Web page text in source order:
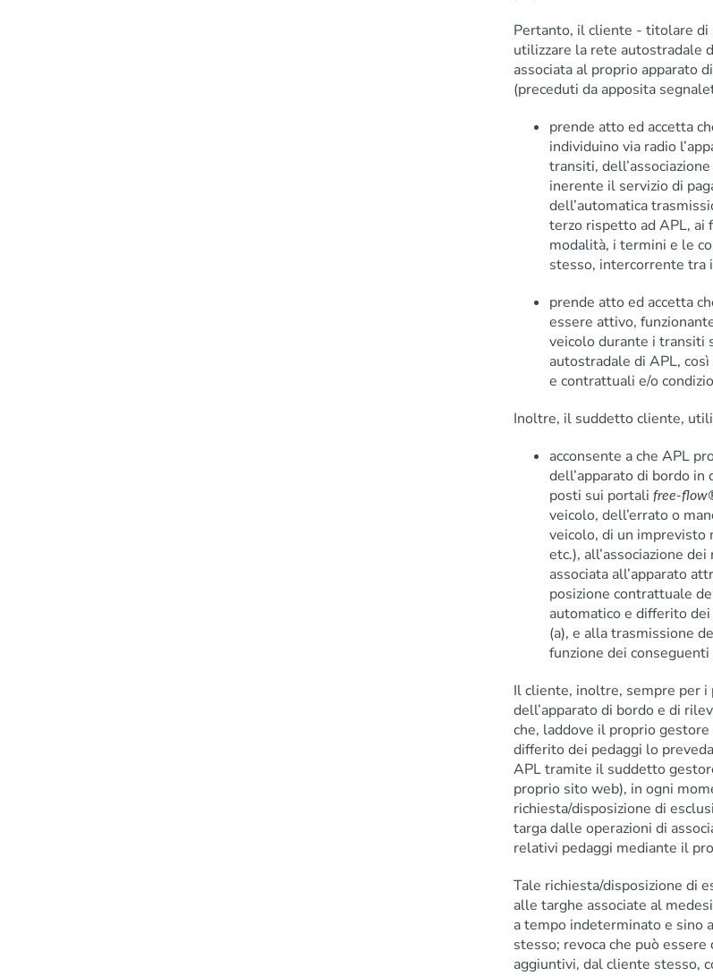
Pertanto, il cliente - titolare
utilizzare la rete autostradale
associata al proprio apparato
(preceduti da apposita
prende atto ed accetta
individuino via radio
transiti,
inerente il servizio di
dell’automatica
terzo rispetto ad APL, ai
modalità, i termini e le
stesso, intercorrente
prende atto ed accetta
essere attivo,
veicolo durante i
autostradale di APL,
e contrattuali e/o
Inoltre, il suddetto cliente,
acconsente a che APL
dell’apparato di bordo
posti sui portalifree-
veicolo, dell’errato o
veicolo, di un imprevisto
etc.), all’associazione
associata all’apparato
posizione contrattuale
automatico e differito
(a), e alla trasmissione
funzione dei
Il cliente, inoltre, sempre per i
dell’apparato di bordo e di
che, laddove il proprio
differito dei pedaggi lo
APL tramite il suddetto
proprio sito web), in ogni
richiesta/disposizione di
targa dalle operazioni di
relativi pedaggi mediante il
Tale richiesta/disposizione di
alle targhe associate al
a tempo indeterminato e sino
stesso; revoca che può
aggiuntivi, dal cliente stesso,